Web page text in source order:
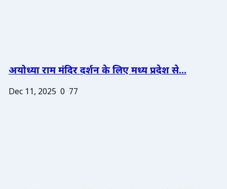
अयोध्या राम मंदिर दर्शन के लिए मध्य प्रदेश से...
Dec 11, 2025 0 77